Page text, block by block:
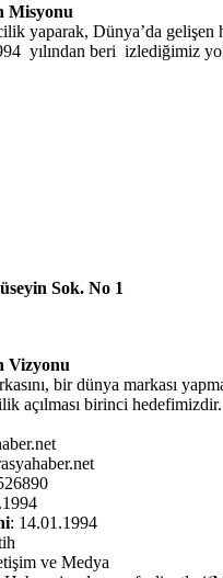
Misyonu
yaparak, Dünya’da gelişen
yılından beri izlediğimiz
Sok. No 1
Vizyonu
bir dünya markası
açılması birinci hedefimizdir.
: 14.01.1994
ve Medya